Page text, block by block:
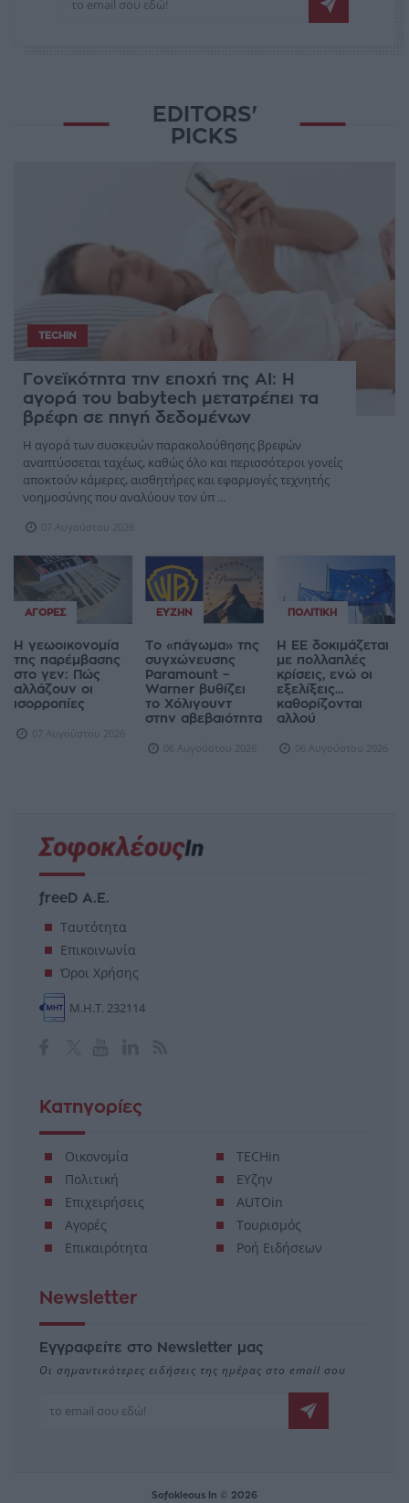
EDITORS'
PICKS
TECHIN
Γονεϊκότητα την εποχή της AI: Η
αγορά του babytech μετατρέπει τα
βρέφη σε πηγή δεδομένων
Η αγορά των συσκευών παρακολούθησης βρεφών
αναπτύσσεται ταχέως, καθώς όλο και περισσότεροι γονείς
αποκτούν κάμερες, αισθητήρες και εφαρμογές τεχνητής
νοημοσύνης που αναλύουν τον ύπ ...
07 Αυγούστου 2026
ΑΓΟΡΈΣ
Η γεωοικονομία
της παρέμβασης
στο γεν: Πώς
αλλάζουν οι
ισορροπίες
07 Αυγούστου 2026
ΕΥΖΗΝ
Το «πάγωμα» της
συγχώνευσης
Paramount –
Warner βυθίζει
το Χόλιγουντ
στην αβεβαιότητα
06 Αυγούστου 2026
ΠΟΛΙΤΙΚΉ
Η ΕΕ δοκιμάζεται
με πολλαπλές
κρίσεις, ενώ οι
εξελίξεις...
καθορίζονται
αλλού
06 Αυγούστου 2026